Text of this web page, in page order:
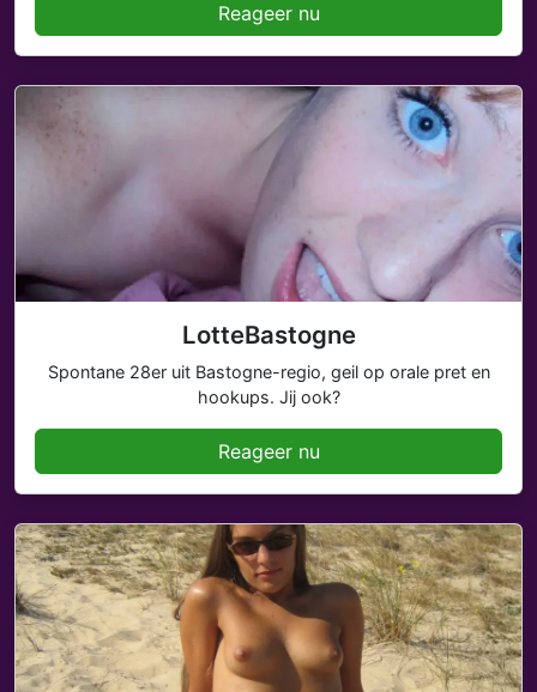
Reageer nu
LotteBastogne
Spontane 28er uit Bastogne-regio, geil op orale pret en
hookups. Jij ook?
Reageer nu